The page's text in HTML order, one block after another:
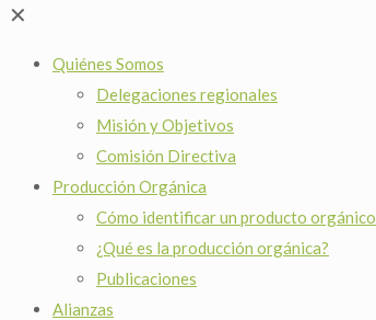
✕
Quiénes Somos
Delegaciones regionales
Misión y Objetivos
Comisión Directiva
Producción Orgánica
Cómo identificar un producto orgánico
¿Qué es la producción orgánica?
Publicaciones
Alianzas